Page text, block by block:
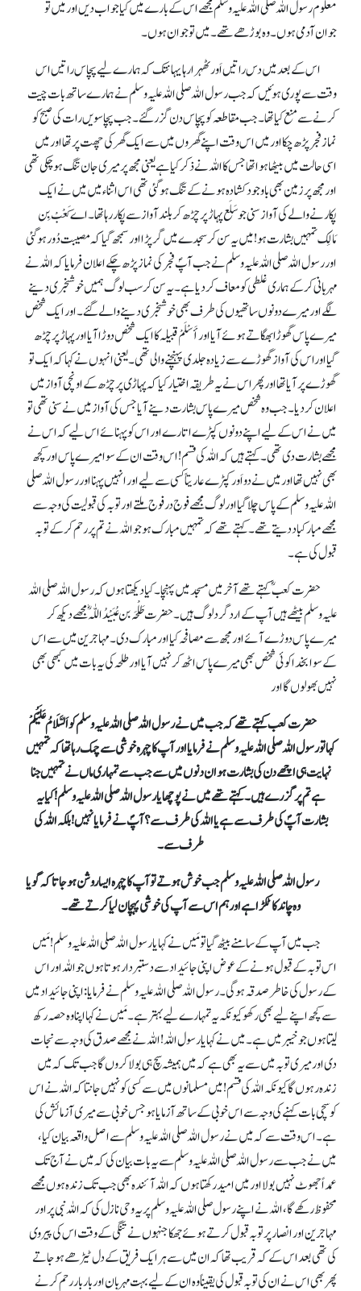
معلوم رسول اللہ صلی اللہ علیہ وسلم مجھے اس کے بارے میں کیا جواب دیں اور میں تو
جوان آدمی ہوں۔ وہ بوڑھے تھے۔ میں تو جوان ہوں۔
اس کے بعد میں دس راتیں اَور ٹھہرا رہا یہانتک کہ ہمارے لیے پچاس راتیں اس
وقت سے پوری ہوئیں کہ جب رسول اللہ صلی اللہ علیہ وسلم نے ہمارے ساتھ بات چیت
کرنے سے منع کیا تھا۔ جب مقاطعہ کو پچاس دن گزر گئے۔ جب پچاسویں رات کی صبح کو
نماز فجر پڑھ چکا اور میں اس وقت اپنے گھروں میں سے ایک گھر کی چھت پر تھا اور میں
اسی حالت میں بیٹھا ہوا تھا جس کا اللہ نے ذکر کیا ہے یعنی مجھ پر میری جان تنگ ہوچکی تھی
اور مجھ پر زمین بھی باوجود کشادہ ہونے کے تنگ ہوگئی تھی اس اثناء میں میں نے ایک
پکارنے والے کی آواز سنی جو سَلَع پہاڑ پر چڑھ کر بلند آواز سے پکار رہا تھا۔ اے کَعْبْ بِن
مَالِک تمہیں بشارت ہو! میں یہ سن کر سجدے میں گر پڑا اور سمجھ گیا کہ مصیبت دُور ہوگئی
اور رسول اللہ صلی اللہ علیہ وسلم نے جب آپؐ فجر کی نماز پڑھ چکے اعلان فرمایا کہ اللہ نے
مہربانی کرکے ہماری غلطی کو معاف کردیا ہے۔ یہ سن کر سب لوگ ہمیں خوشخبری دینے
لگے اور میرے دونوں ساتھیوں کی طرف بھی خوشخبری دینے والے گئے۔ اور ایک شخص
میرے پاس گھوڑا بھگاتےہوئے آیا اور أَسْلَمْ قبیلہ کا ایک شخص دوڑا آیا اور پہاڑ پر چڑھ
گیا اوراس کی آواز گھوڑے سے زیادہ جلدی پہنچنے والی تھی۔ یعنی انہوں نے کہا کہ ایک تو
گھوڑے پر آیا تھا اور پھر اس نےیہ طریقہ اختیار کیا کہ پہاڑی پر چڑھ کے اونچی آواز میں
اعلان کردیا۔ جب وہ شخص میرے پاس بشارت دینے آیا جس کی آواز میں نے سنی تھی تو
میں نے اس کے لیے اپنے دونوں کپڑے اتارے اور اس کو پہنائے اس لیے کہ اس نے
مجھے بشارت دی تھی۔ کہتے ہیں کہ اللہ کی قسم !اس وقت ان کے سوا میرے پاس اور کچھ
بھی نہیں تھا اور میں نے دو اَور کپڑے عاریتاً کسی سے لیے اور انہیں پہنا اور رسول اللہ صلی
اللہ علیہ وسلم کے پاس چلا گیا اور لوگ مجھے فوج در فوج ملتے اور توبہ کی قبولیت کی وجہ سے
مجھے مبارکباد دیتے تھے۔ کہتے تھے کہ تمہیں مبارک ہو جو اللہ نے تم پر رحم کرکے توبہ
قبول کی ہے۔
حضرت کعبؓ کہتے تھے آخر میں مسجد میں پہنچا۔ کیا دیکھتا ہوں کہ رسول اللہ صلی اللہ
علیہ وسلم بیٹھے ہیں آپ کے اردگرد لوگ ہیں۔ حضرت طَلْحَہ بن عُبَیْدُاللّٰہؓ مجھے دیکھ کر
میرے پاس دوڑے آئے اور مجھ سے مصافحہ کیا اور مبارک دی۔ مہاجرین میں سے اس
کے سوا بخدا کوئی شخص بھی میرے پاس اٹھ کر نہیں آیا اور طلحہ کی یہ بات میں کبھی بھی
نہیں بھولوں گا اور
حضرت کعب کہتے تھے کہ جب میں نے رسول اللہ صلی اللہ علیہ وسلم کو اَلسَّلَامُ عَلَیْکُمْ
کہا تو رسول اللہ صلی اللہ علیہ وسلم نے فرمایا اور آپ کا چہرہ خوشی سے چمک رہا تھا کہ تمہیں
نہایت ہی اچھے دن کی بشارت ہو ان دنوں میں سے جب سے تمہاری ماں نے تمہیں جنا
ہے تم پر گزرے ہیں۔ کہتے تھے میں نے پوچھا یا رسول اللہ صلی اللہ علیہ وسلم !کیا یہ
بشارت آپؐ کی طرف سے ہے یا اللہ کی طرف سے؟ آپؐ نے فرمایا نہیں! بلکہ اللہ کی
طرف سے۔
رسول اللہ صلی اللہ علیہ وسلم جب خوش ہوتے تو آپ کا چہرہ ایسا روشن ہوجاتا کہ گویا
وہ چاند کا ٹکڑا ہے اور ہم اس سے آپ کی خوشی پہچان لیا کرتے تھے۔
جب میں آپ کے سامنے بیٹھ گیا تو مَیں نے کہا یا رسول اللہ صلی اللہ علیہ وسلم !مَیں
اس توبہ کے قبول ہونے کے عوض اپنی جائیداد سے دستبردار ہوتا ہوں جو اللہ اور اس
کے رسول کی خاطر صدقہ ہوگی۔ رسول اللہ صلی اللہ علیہ وسلم نے فرمایا: اپنی جائیداد میں
سے کچھ اپنے لیے بھی رکھو کیونکہ یہ تمہارے لیے بہتر ہے۔ مَیں نے کہا اپنا وہ حصہ رکھ
لیتا ہوں جو خیبر میں ہے۔ میں نے کہا یارسول اللہ !اللہ نے مجھے صدق کی وجہ سے نجات
دی اور میری توبہ میں سے یہ بھی ہے کہ میں ہمیشہ سچ ہی بولا کروں گا جب تک کہ میں
زندہ رہوں گا کیونکہ اللہ کی قسم !میں مسلمانوں میں سے کسی کو نہیں جانتا کہ اللہ نے اس
کو سچی بات کہنے کی وجہ سے اس خوبی کے ساتھ آزمایا ہو جس خوبی سے میری آزمائش کی
ہے۔ اس وقت سے کہ میں نے رسول اللہ صلی اللہ علیہ وسلم سے اصل واقعہ بیان کیا،
میں نے جب سے رسول اللہ صلی اللہ علیہ وسلم سے یہ بات بیان کی کہ میں نے آج تک
عمداً جھوٹ نہیں بولا اور میں امید رکھتا ہوں کہ اللہ آئندہ بھی جب تک زندہ ہوں مجھے
محفوظ رکھے گا، اللہ نے اپنے رسول صلی اللہ علیہ وسلم پر یہ وحی نازل کی کہ اللہ نبی پر اور
مہاجرین اور انصار پر توبہ قبول کرتے ہوئے جھکا جنہوں نے تنگی کے وقت اس کی پیروی
کی تھی بعد اس کے کہ قریب تھا کہ ان میں سے ہر ایک فریق کے دل ٹیڑھے ہوجاتے
پھر بھی اس نے ان کی توبہ قبول کی یقینا ًوہ ان کے لیے بہت مہربان اور بار بار رحم کرنے